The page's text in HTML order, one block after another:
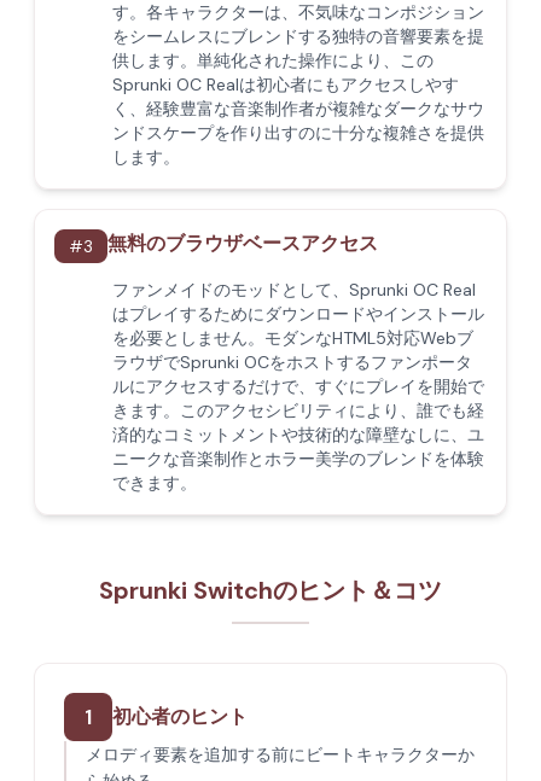
す。各キャラクターは、不気味なコンポジション
をシームレスにブレンドする独特の音響要素を提
供します。単純化された操作により、この
Sprunki OC Realは初心者にもアクセスしやす
く、経験豊富な音楽制作者が複雑なダークなサウ
ンドスケープを作り出すのに十分な複雑さを提供
します。
#3 無料のブラウザベースアクセス
ファンメイドのモッドとして、Sprunki OC Real
はプレイするためにダウンロードやインストール
を必要としません。モダンなHTML5対応Webブ
ラウザでSprunki OCをホストするファンポータ
ルにアクセスするだけで、すぐにプレイを開始で
きます。このアクセシビリティにより、誰でも経
済的なコミットメントや技術的な障壁なしに、ユ
ニークな音楽制作とホラー美学のブレンドを体験
できます。
Sprunki Switchのヒント＆コツ
1 初心者のヒント
メロディ要素を追加する前にビートキャラクターか